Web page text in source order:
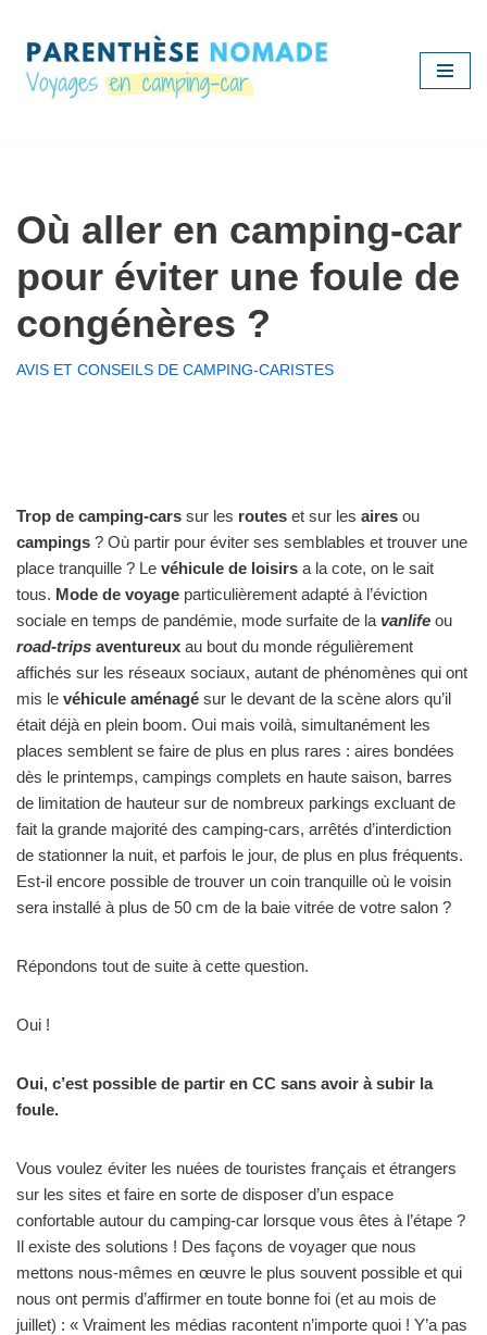
Aller
au
Où aller en camping-car
pour éviter une foule de
congénères ?
AVIS ET CONSEILS DE CAMPING-CARISTES
Trop de camping-cars sur les routes et sur les aires ou
campings ? Où partir pour éviter ses semblables et trouver une
place tranquille ? Le véhicule de loisirs a la cote, on le sait
tous. Mode de voyage particulièrement adapté à l’éviction
sociale en temps de pandémie, mode surfaite de la vanlife ou
road-trips aventureux au bout du monde régulièrement
affichés sur les réseaux sociaux, autant de phénomènes qui ont
mis le véhicule aménagé sur le devant de la scène alors qu’il
était déjà en plein boom. Oui mais voilà, simultanément les
places semblent se faire de plus en plus rares : aires bondées
dès le printemps, campings complets en haute saison, barres
de limitation de hauteur sur de nombreux parkings excluant de
fait la grande majorité des camping-cars, arrêtés d’interdiction
de stationner la nuit, et parfois le jour, de plus en plus fréquents.
Est-il encore possible de trouver un coin tranquille où le voisin
sera installé à plus de 50 cm de la baie vitrée de votre salon ?
Répondons tout de suite à cette question.
Oui !
Oui, c’est possible de partir en CC sans avoir à subir la
foule.
Vous voulez éviter les nuées de touristes français et étrangers
sur les sites et faire en sorte de disposer d’un espace
confortable autour du camping-car lorsque vous êtes à l’étape ?
Il existe des solutions ! Des façons de voyager que nous
mettons nous-mêmes en œuvre le plus souvent possible et qui
nous ont permis d’affirmer en toute bonne foi (et au mois de
juillet) : « Vraiment les médias racontent n’importe quoi ! Y’a pas